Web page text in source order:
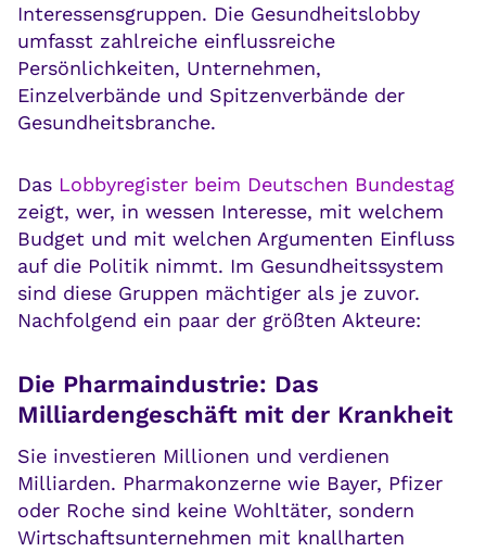
Interessensgruppen. Die Gesundheitslobby
umfasst zahlreiche einflussreiche
Persönlichkeiten, Unternehmen,
Einzelverbände und Spitzenverbände der
Gesundheitsbranche.
Das Lobbyregister beim Deutschen Bundestag
zeigt, wer, in wessen Interesse, mit welchem
Budget und mit welchen Argumenten Einfluss
auf die Politik nimmt. Im Gesundheitssystem
sind diese Gruppen mächtiger als je zuvor.
Nachfolgend ein paar der größten Akteure:
Die Pharmaindustrie: Das
Milliardengeschäft mit der Krankheit
Sie investieren Millionen und verdienen
Milliarden. Pharmakonzerne wie Bayer, Pfizer
oder Roche sind keine Wohltäter, sondern
Wirtschaftsunternehmen mit knallharten